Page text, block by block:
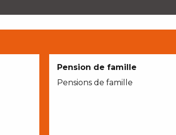
Pension de famille
Pensions de famille